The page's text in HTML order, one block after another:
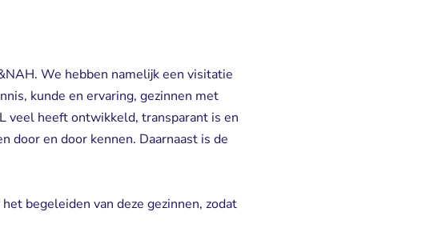
We hebben namelijk een visitatie
kunde en ervaring, gezinnen met
veel heeft ontwikkeld, transparant is en
door en door kennen. Daarnaast is de
begeleiden van deze gezinnen, zodat